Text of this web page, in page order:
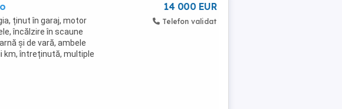
ținut în garaj, motor
încălzire în scaune
și de vară, ambele
km, întreținută, multiple
14 000 EUR
Telefon validat